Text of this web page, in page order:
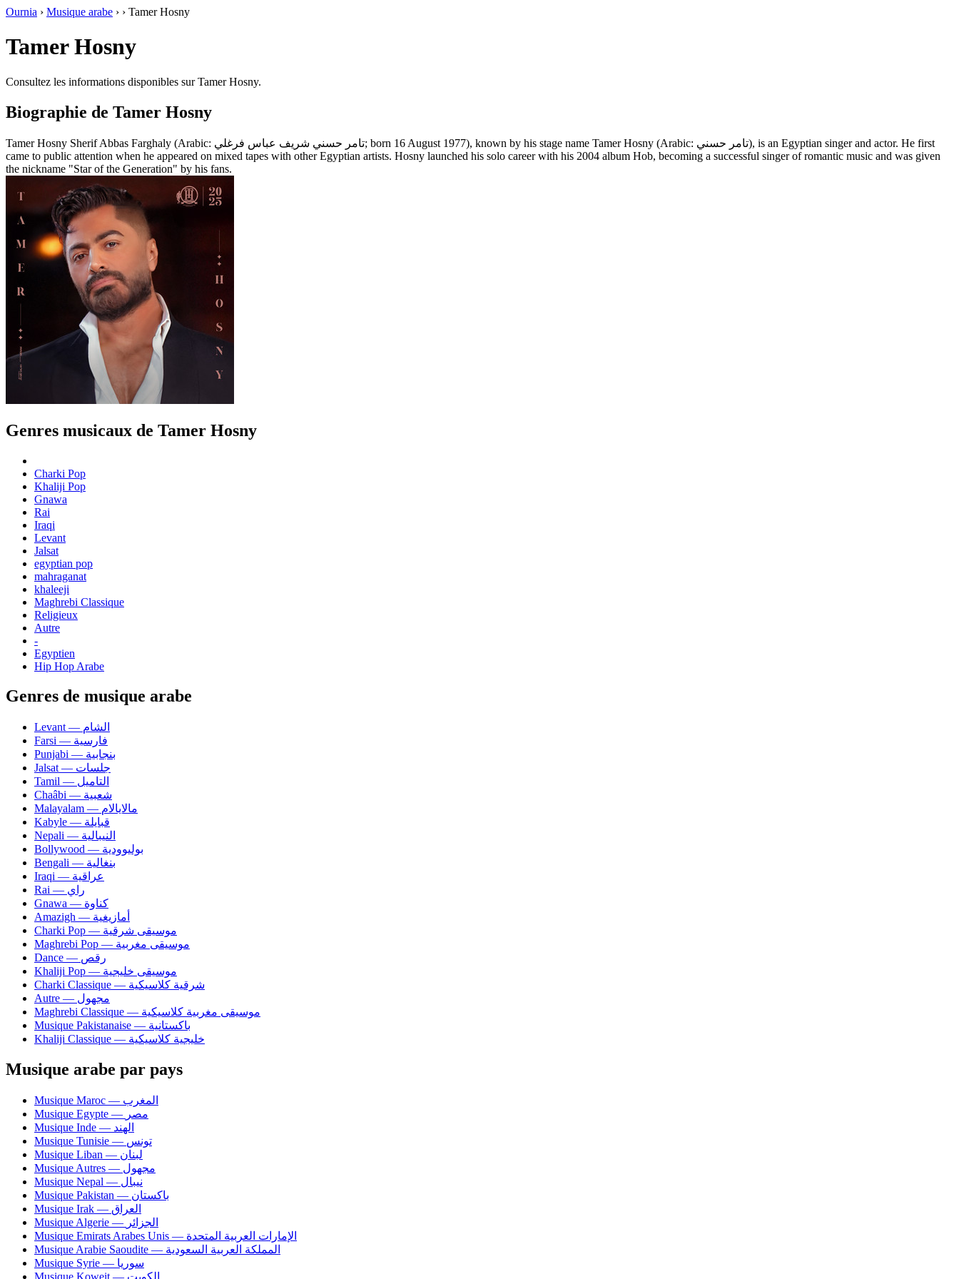
Ournia › Musique arabe › › Tamer Hosny
Tamer Hosny
Consultez les informations disponibles sur Tamer Hosny.
Biographie de Tamer Hosny
Tamer Hosny Sherif Abbas Farghaly (Arabic: تامر حسني شريف عباس فرغلي; born 16 August 1977), known by his stage name Tamer Hosny (Arabic: تامر حسني), is an Egyptian singer and actor. He first
came to public attention when he appeared on mixed tapes with other Egyptian artists. Hosny launched his solo career with his 2004 album Hob, becoming a successful singer of romantic music and was given
the nickname "Star of the Generation" by his fans.
Genres musicaux de Tamer Hosny
Charki Pop
Khaliji Pop
Gnawa
Rai
Iraqi
Levant
Jalsat
egyptian pop
mahraganat
khaleeji
Maghrebi Classique
Religieux
Autre
-
Egyptien
Hip Hop Arabe
Genres de musique arabe
Levant — الشام
Farsi — فارسية
Punjabi — بنجابية
Jalsat — جلسات
Tamil — التاميل
Chaâbi — شعبية
Malayalam — مالايالام
Kabyle — قبايلة
Nepali — النيبالية
Bollywood — بوليوودية
Bengali — بنغالية
Iraqi — عراقية
Rai — راي
Gnawa — كناوة
Amazigh — أمازيغية
Charki Pop — موسيقى شرقية
Maghrebi Pop — موسيقى مغربية
Dance — رقص
Khaliji Pop — موسيقى خليجية
Charki Classique — شرقية كلاسيكية
Autre — مجهول
Maghrebi Classique — موسيقى مغربية كلاسيكية
Musique Pakistanaise — باكستانية
Khaliji Classique — خليجية كلاسيكية
Musique arabe par pays
Musique Maroc — المغرب
Musique Egypte — مصر
Musique Inde — الهند
Musique Tunisie — تونس
Musique Liban — لبنان
Musique Autres — مجهول
Musique Nepal — نيبال
Musique Pakistan — باكستان
Musique Irak — العراق
Musique Algerie — الجزائر
Musique Emirats Arabes Unis — الإمارات العربية المتحدة
Musique Arabie Saoudite — المملكة العربية السعودية
Musique Syrie — سوريا